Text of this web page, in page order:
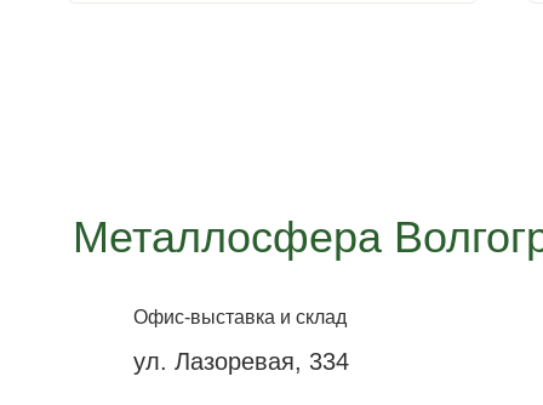
Металлосфера
Офис-выставка и склад
ул. Лазоревая, 334